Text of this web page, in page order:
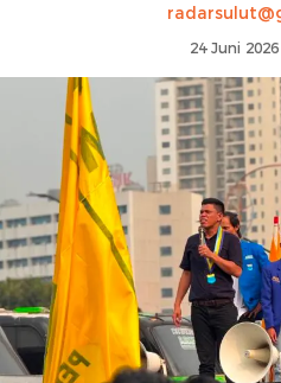
24 Juni